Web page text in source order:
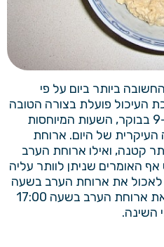
ביותר ביום על פי
העיכול פועלת בצורה הטובה
ביותר בבוקר (במיוחד בין 7 ל-9 בבוקר, השעות המיוחסות
העיקרית של היום. ארוחת
קטנה, ואילו ארוחת הערב
האומרים שניתן לוותר עליה
לאכול את ארוחת הערב בשעה
מוקדמת. בסין מקובל לאכול את ארוחת הערב בשעה 17:00